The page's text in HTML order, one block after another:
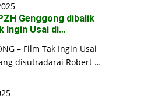
Genggong dibalik
Ingin Usai di…
– Film Tak Ingin Usai
disutradarai Robert …